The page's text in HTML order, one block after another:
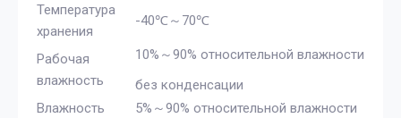
Температура
хранения
-40℃～70℃
Рабочая
влажность
10%～90% относительной влажности
без конденсации
Влажность
5%～90% относительной влажности